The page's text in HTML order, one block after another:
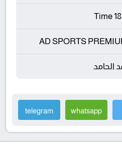
AD SPORTS
الحامد
whatsapp
telegram